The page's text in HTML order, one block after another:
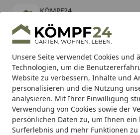
Unsere Seite verwendet Cookies und
Technologien, um die
Website zu verbessern, Inhalte und
personalisieren und die Nutzung
analysieren. Mit Ihrer Einwilligung
Verwendung von Cookies sowie der
persönlichen Daten zu, um Ihnen ein
Surferlebnis und mehr Funktionen zu
KÖMPF24
kostenlos - Im App Store
Alle Produkte
Mein Konto
Suchen
Karibu Pools inkl. gratis
Starterset (Gesamtwert